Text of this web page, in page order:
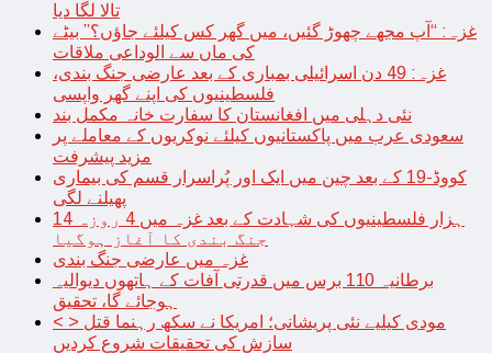
تالا لگا دیا
غزہ: “آپ مجھے چھوڑ گئیں، میں گھر کس کیلئے جاؤں؟” بیٹے
کی ماں سے الوداعی ملاقات
غزہ: 49 دن اسرائیلی بمباری کے بعد عارضی جنگ بندی،
فلسطینیوں کی اپنے گھر واپسی
نئی دہلی میں افغانستان کا سفارت خانہ مکمل بند
سعودی عرب میں پاکستانیوں کیلئے نوکریوں کے معاملے پر
مزید پیشرفت
کووڈ-19 کے بعد چین میں ایک اور پُراسرار قسم کی بیماری
پھیلنے لگی
14 ہزار فلسطینیوں کی شہادت کے بعد غزہ میں 4 روزہ
جنگ بندی کا آغاز ہوگیا
غزہ میں عارضی جنگ بندی
برطانیہ 110 برس میں قدرتی آفات کے ہاتھوں دیوالیہ
ہوجائے گا، تحقیق
< > مودی کیلیے نئی پریشانی؛ امریکا نے سکھ رہنما قتل
سازش کی تحقیقات شروع کردیں